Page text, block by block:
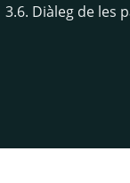
3.6. Diàleg de les